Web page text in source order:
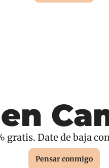
gratis. Date de baja
Pensar conmigo